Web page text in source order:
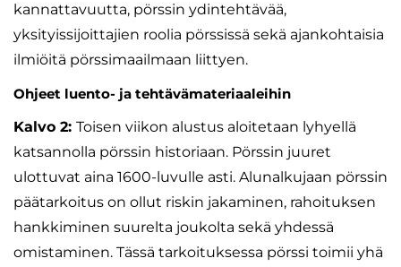
kannattavuutta, pörssin ydintehtävää,
yksityissijoittajien roolia pörssissä sekä ajankohtaisia
ilmiöitä pörssimaailmaan liittyen.
Ohjeet luento- ja tehtävämateriaaleihin
Kalvo 2: Toisen viikon alustus aloitetaan lyhyellä
katsannolla pörssin historiaan. Pörssin juuret
ulottuvat aina 1600-luvulle asti. Alunalkujaan pörssin
päätarkoitus on ollut riskin jakaminen, rahoituksen
hankkiminen suurelta joukolta sekä yhdessä
omistaminen. Tässä tarkoituksessa pörssi toimii yhä